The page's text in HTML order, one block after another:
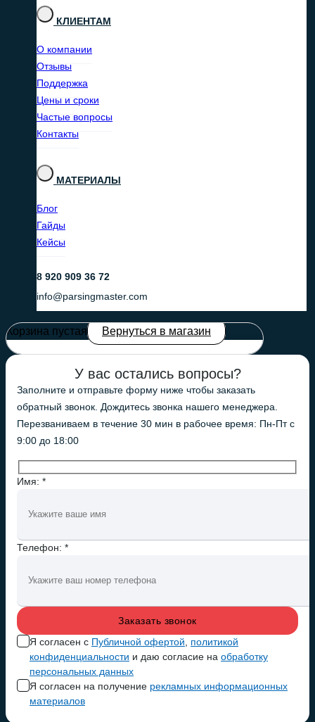
КЛИЕНТАМ
О компании
Отзывы
Поддержка
Цены и сроки
Частые вопросы
Контакты
МАТЕРИАЛЫ
Блог
Гайды
Кейсы
8 920 909 36 72
info@parsingmaster.com
Корзина пустая Вернуться в магазин
У вас остались вопросы?
Заполните и отправьте форму ниже чтобы заказать
обратный звонок. Дождитесь звонка нашего менеджера.
Перезваниваем в течение 30 мин в рабочее время: Пн-Пт с
9:00 до 18:00
Имя: *
Телефон: *
Я согласен с Публичной офертой
политикой
конфиденциальности и даю согласие на обработку
персональных данных
Я согласен на получение рекламных информационных
материалов